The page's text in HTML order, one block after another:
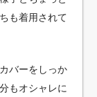
も着用されて
バーをしっか
もオシャレに